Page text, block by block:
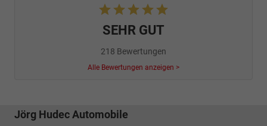
SEHR GUT
218 Bewertungen
Alle Bewertungen anzeigen >
Jörg Hudec Automobile